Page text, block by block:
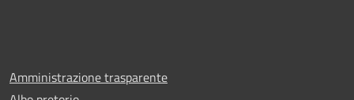
Amministrazione trasparente